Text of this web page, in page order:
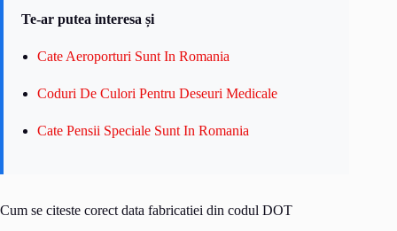
Te-ar putea interesa și
Cate Aeroporturi Sunt In Romania
Coduri De Culori Pentru Deseuri Medicale
Cate Pensii Speciale Sunt In Romania
Cum se citeste corect data fabricatiei din codul DOT